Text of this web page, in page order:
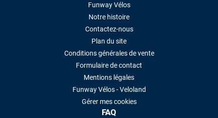
Funway Vélos
Notre histoire
Contactez-nous
Plan du site
Conditions générales de vente
Formulaire de contact
Mentions légales
Funway Vélos - Veloland
Gérer mes cookies
FAQ